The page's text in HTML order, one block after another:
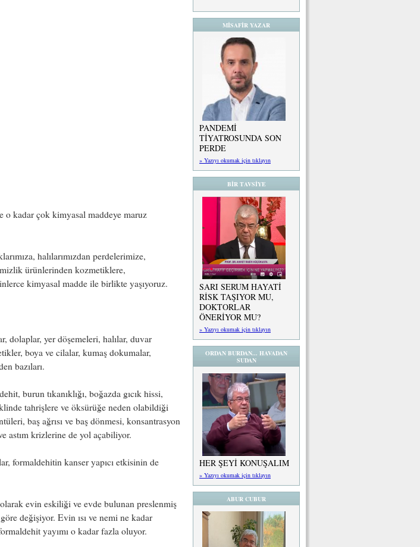
o kadar çok kimyasal maddeye maruz
halılarımızdan perdelerimize,
ürünlerinden kozmetiklere,
kimyasal madde ile birlikte yaşıyoruz.
dolaplar, yer döşemeleri, halılar, duvar
boya ve cilalar, kumaş dokumalar,
bazıları.
burun tıkanıklığı, boğazda gıcık hissi,
tahrişlere ve öksürüğe neden olabildiği
baş ağrısı ve baş dönmesi, konsantrasyon
astım krizlerine de yol açabiliyor.
formaldehitin kanser yapıcı etkisinin de
evin eskiliği ve evde bulunan preslenmiş
değişiyor. Evin ısı ve nemi ne kadar
yayımı o kadar fazla oluyor.
MİSAFİR YAZAR
PANDEMİ
TİYATROSUNDA SON
PERDE
» Yazıyı okumak için tıklayın
BİR TAVSİYE
SARI SERUM HAYATİ
RİSK TAŞIYOR MU,
DOKTORLAR
ÖNERİYOR MU?
» Yazıyı okumak için tıklayın
ORDAN BURDAN... HAVADAN
SUDAN
HER ŞEYİ KONUŞALIM
» Yazıyı okumak için tıklayın
ABUR CUBUR